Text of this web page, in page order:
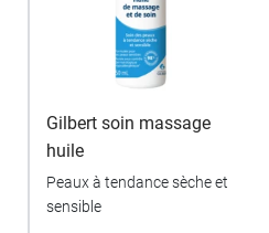
Gilbert soin massage
huile
Peaux à tendance sèche et
sensible